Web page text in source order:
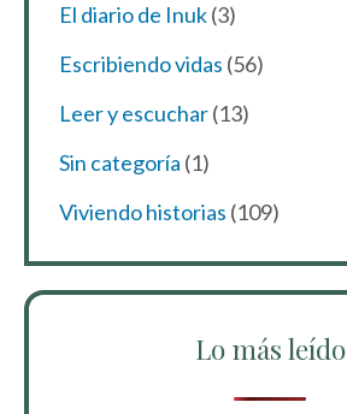
El diario de Inuk(3)
Escribiendo vidas (56)
Leer y escuchar(13)
Sin categoría (1)
Viviendo historias (109)
Lo más leído